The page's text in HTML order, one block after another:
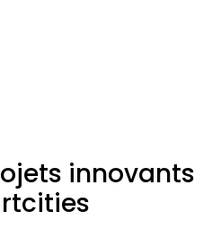
innovants